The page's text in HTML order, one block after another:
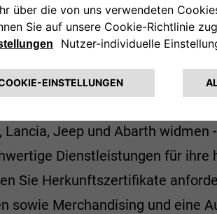
- den konzerneigenen
Jeep und Abarth widmen
Dienstleistungen für
Sie Herkunftszertifikate
sowie Merchandising und eine